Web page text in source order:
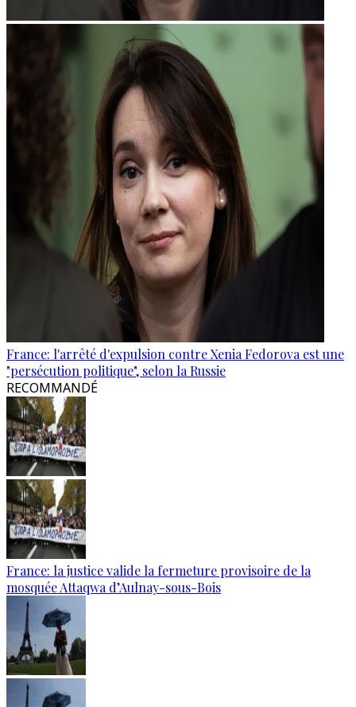
France: l'arrêté d'expulsion contre Xenia Fedorova est une
"persécution politique", selon la Russie
RECOMMANDÉ
France: la justice valide la fermeture provisoire de la
mosquée Attaqwa d’Aulnay-sous-Bois